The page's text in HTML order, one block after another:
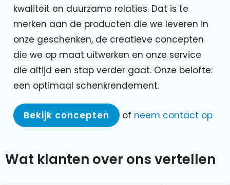
kwaliteit en duurzame relaties. Dat is te
merken aan de producten die we leveren in
onze geschenken, de creatieve concepten
die we op maat uitwerken en onze service
die altijd een stap verder gaat. Onze belofte:
een optimaal schenkrendement.
Bekijk concepten of neem contact op
Wat klanten over ons vertellen